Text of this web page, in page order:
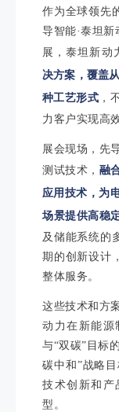
作为全球领先
导智能·泰坦
展，泰坦新动
决方案，覆盖
种工艺形式 ，
力客户实现高
展会现场，先
测试技术， 融
应用技术，为
场景提供高稳
及储能系统的
期的创新设计
整体服务。
这些技术和方
动力在新能源
与“双碳”目标
碳中和”战略
技术创新和产
型。